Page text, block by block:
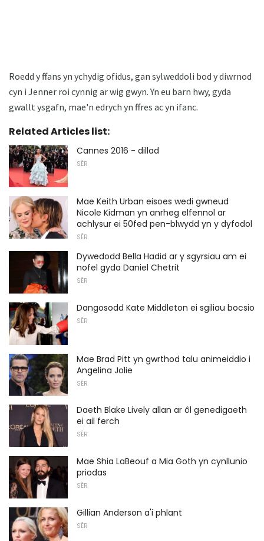
Roedd y ffans yn ychydig ofidus, gan sylweddoli bod y diwrnod
cyn i Jenner roi cynnig ar wig gwyn. Yn eu barn hwy, gyda
gwallt ysgafn, mae'n edrych yn ffres ac yn ifanc.
Related Articles list:
Cannes 2016 - dillad
SÊR
Mae Keith Urban eisoes wedi gwneud
Nicole Kidman yn anrheg elfennol ar
achlysur ei 50fed pen-blwydd yn y dyfodol
SÊR
Dywedodd Bella Hadid ar y sgyrsiau am ei
nofel gyda Daniel Chetrit
SÊR
Dangosodd Kate Middleton ei sgiliau bocsio
SÊR
Mae Brad Pitt yn gwrthod talu animeiddio i
Angelina Jolie
SÊR
Daeth Blake Lively allan ar ôl genedigaeth
ei ail ferch
SÊR
Mae Shia LaBeouf a Mia Goth yn cynllunio
priodas
SÊR
Gillian Anderson a'i phlant
SÊR